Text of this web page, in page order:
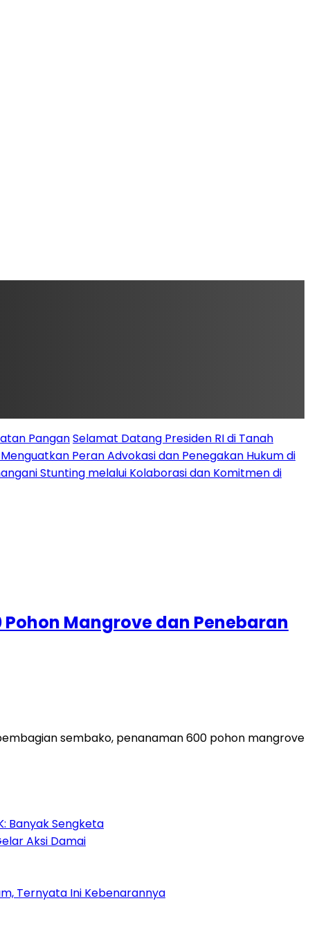
PanganSelamat Datang Presiden RI di Tanah
Peran Advokasi dan Penegakan Hukum di
Stunting melalui Kolaborasi dan Komitmen di
Mangrove dan Penebaran
sembako, penanaman 600 pohon mangrove
Banyak Sengketa
Aksi Damai
Ternyata Ini Kebenarannya